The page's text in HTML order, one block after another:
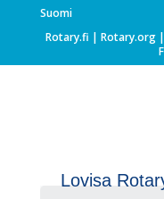
Suomi
Rotary.fi | Rotary.org|
Lovisa